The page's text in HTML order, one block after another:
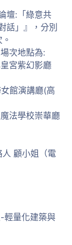
壇:「綠意共
話」』，分別
次地點為:
宮紫幻影廳
館演講廳(高
法學校崇華廳
人 顧小姐（電
輕量化建築與